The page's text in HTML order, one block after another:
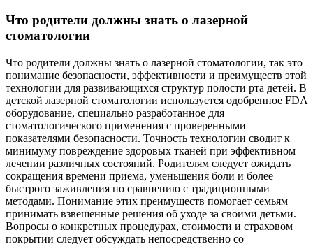
Что родители должны знать о лазерной
стоматологии
Что родители должны знать о лазерной стоматологии, так это
понимание безопасности, эффективности и преимуществ этой
технологии для развивающихся структур полости рта детей. В
детской лазерной стоматологии используется одобренное FDA
оборудование, специально разработанное для
стоматологического применения с проверенными
показателями безопасности. Точность технологии сводит к
минимуму повреждение здоровых тканей при эффективном
лечении различных состояний. Родителям следует ожидать
сокращения времени приема, уменьшения боли и более
быстрого заживления по сравнению с традиционными
методами. Понимание этих преимуществ помогает семьям
принимать взвешенные решения об уходе за своими детьми.
Вопросы о конкретных процедурах, стоимости и страховом
покрытии следует обсуждать непосредственно со